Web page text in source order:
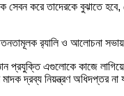
করে তাদেরকে বুঝাতে
র‌্যালি ও আলোচনা
প্রযুক্তি এগুলোকে কাজে
দ্রব্য নিয়ন্ত্রণ অধিদপ্তর না